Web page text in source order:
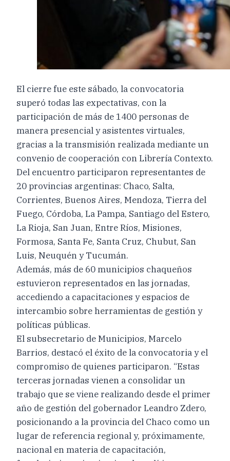
El cierre fue este sábado, la convocatoria
superó todas las expectativas, con la
participación de más de 1400 personas de
manera presencial y asistentes virtuales,
gracias a la transmisión realizada mediante un
convenio de cooperación con Librería Contexto.
Del encuentro participaron representantes de
20 provincias argentinas: Chaco, Salta,
Corrientes, Buenos Aires, Mendoza, Tierra del
Fuego, Córdoba, La Pampa, Santiago del Estero,
La Rioja, San Juan, Entre Ríos, Misiones,
Formosa, Santa Fe, Santa Cruz, Chubut, San
Luis, Neuquén y Tucumán.
Además, más de 60 municipios chaqueños
estuvieron representados en las jornadas,
accediendo a capacitaciones y espacios de
intercambio sobre herramientas de gestión y
políticas públicas.
El subsecretario de Municipios, Marcelo
Barrios, destacó el éxito de la convocatoria y el
compromiso de quienes participaron. “Estas
terceras jornadas vienen a consolidar un
trabajo que se viene realizando desde el primer
año de gestión del gobernador Leandro Zdero,
posicionando a la provincia del Chaco como un
lugar de referencia regional y, próximamente,
nacional en materia de capacitación,